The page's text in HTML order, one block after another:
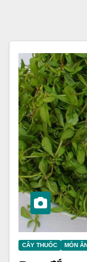
CÂY THUỐC MÓN